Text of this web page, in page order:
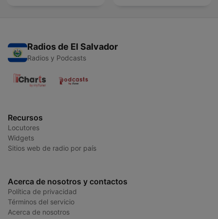
Radios de El Salvador
Radios y Podcasts
Recursos
Locutores
Widgets
Sitios web de radio por país
Acerca de nosotros y contactos
Política de privacidad
Términos del servicio
Acerca de nosotros